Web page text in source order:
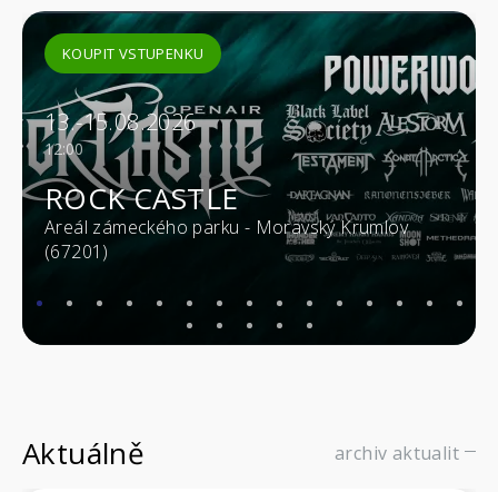
KOUPIT VSTUPENKU
13.-15.08.2026
12:00
ROCK CASTLE
Areál zámeckého parku - Moravský Krumlov
(67201)
Aktuálně archiv aktualit